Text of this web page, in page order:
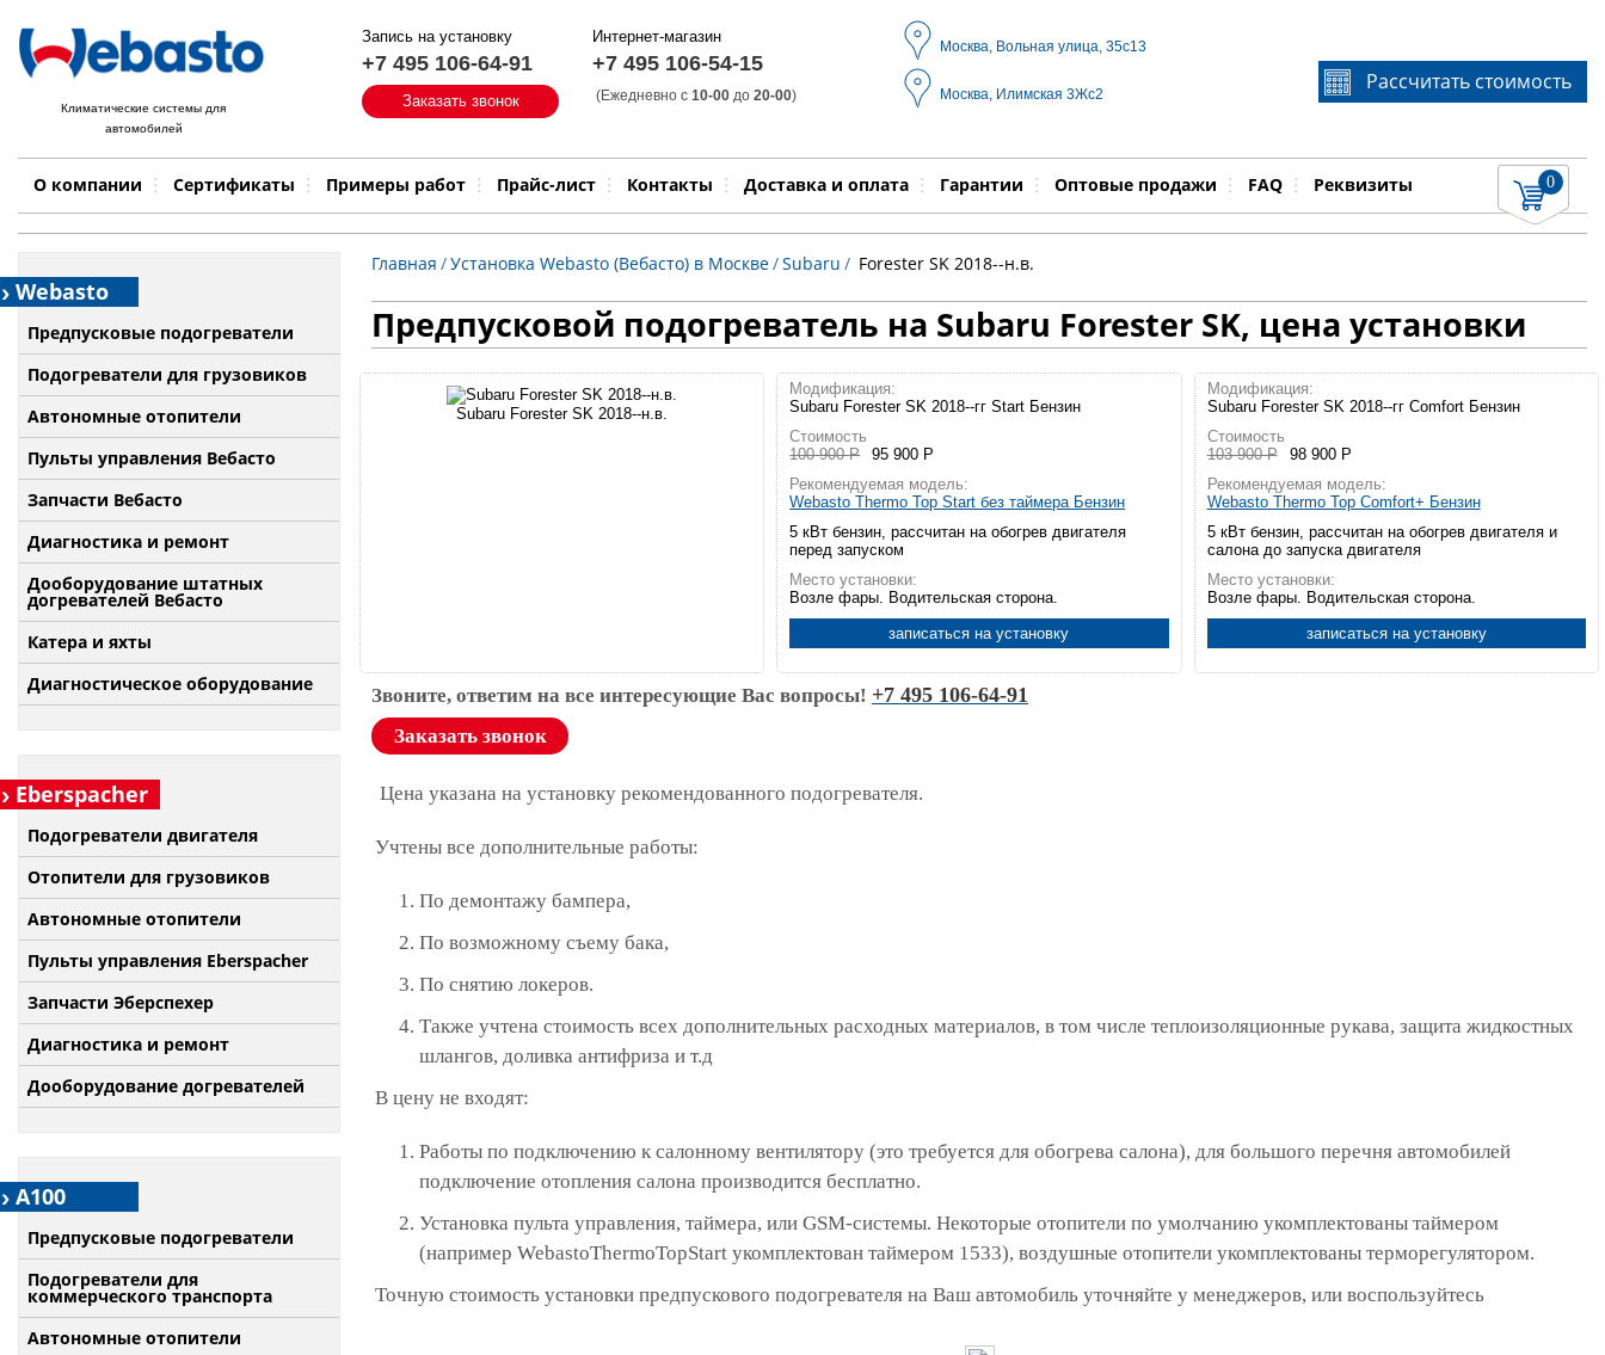
Климатические системы для
автомобилей
Запись на установку
+7 495 106-64-91
Заказать звонок
Интернет-магазин
+7 495 106-54-15
(Ежедневно с 10-00 до 20-00)
Москва, Вольная улица, 35с13
Москва, Илимская 3Жс2
Рассчитать стоимость
О компании Сертификаты Примеры работ Прайс-лист Контакты Доставка и оплата Гарантии Оптовые продажи FAQ Реквизиты 0
Быстрый поиск:
Если Вы не знаете идентификационный номер
запчасти, звоните по телефону+7 495 106-64-91, мы
Примеры работ Бренд Модель Выполняемые работы
Webasto
Предпусковые подогреватели
Подогреватели для грузовиков
Автономные отопители
Пульты управления Вебасто
Запчасти Вебасто
Диагностика и ремонт
Дооборудование штатных
догревателей Вебасто
Катера и яхты
Диагностическое оборудование
Eberspacher
Подогреватели двигателя
Отопители для грузовиков
Автономные отопители
Пульты управления Eberspacher
Запчасти Эберспехер
Диагностика и ремонт
Дооборудование догревателей
А100
Предпусковые подогреватели
Подогреватели для
коммерческого транспорта
Автономные отопители
Главная /Установка Webasto (Вебасто) в Москве/Subaru / Forester SK 2018--н.в.
Предпусковой подогреватель на Subaru Forester SK, цена установки
Subaru Forester SK 2018--н.в.
Модификация:
Subaru Forester SK 2018--гг Start Бензин
Стоимость
100 900 Р
95 900 Р
Рекомендуемая модель:
Webasto Thermo Top Start без таймера Бензин
5 кВт бензин, рассчитан на обогрев двигателя
перед запуском
Место установки:
Возле фары. Водительская сторона.
записаться на установку
Модификация:
Subaru Forester SK 2018--гг Comfort Бензин
Стоимость
103 900 Р
98 900 Р
Рекомендуемая модель:
Webasto Thermo Top Comfort+ Бензин
5 кВт бензин, рассчитан на обогрев двигателя и
салона до запуска двигателя
Место установки:
Возле фары. Водительская сторона.
записаться на установку
Звоните, ответим на все интересующие Вас вопросы! +7 495 106-64-91
Заказать звонок
Цена указана на установку рекомендованного подогревателя.
Учтены все дополнительные работы:
По демонтажу бампера,
По возможному съему бака,
По снятию локеров.
Также учтена стоимость всех дополнительных расходных материалов, в том числе теплоизоляционные рукава, защита жидкостных
шлангов, доливка антифриза и т.д
В цену не входят:
Работы по подключению к салонному вентилятору (это требуется для обогрева салона), для большого перечня автомобилей
подключение отопления салона производится бесплатно.
Установка пульта управления, таймера, или GSM-системы. Некоторые отопители по умолчанию укомплектованы таймером
(например WebastoThermoTopStart укомплектован таймером 1533), воздушные отопители укомплектованы терморегулятором.
Точную стоимость установки предпускового подогревателя на Ваш автомобиль уточняйте у менеджеров, или воспользуйтесь